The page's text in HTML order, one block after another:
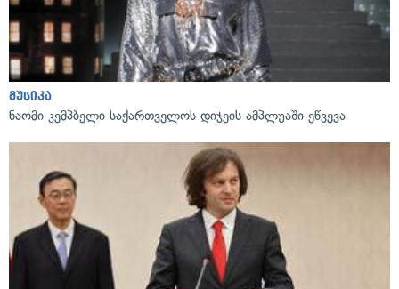
მუსიკა
ნაომი კემპბელი საქართველოს დიჯეის ამპლუაში ეწვევა